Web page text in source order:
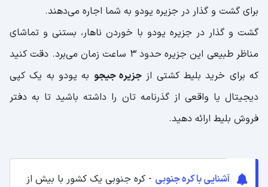
برای گشت و گذار در جزیره یودو به شما اجاره می‌دهند.
گشت و گذار در جزیره یودو با خوردن ناهار، بستنی و تماشای
مناظر طبیعی این جزیره حدود 3 ساعت زمان می‌برد. دقت کنید
که برای خرید بلیط کشتی از جزیره جیجو به یودو به یک کپی
دیجیتال یا واقعی از گذرنامه‌ تان را داشته باشید تا به دفتر
فروش بلیط ارائه دهید.
آشنایی با کره جنوبی - کره جنوبی یک کشور با بیش از